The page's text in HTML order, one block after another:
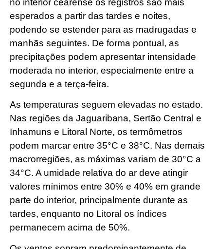
no interior cearense os registros são mais
esperados a partir das tardes e noites,
podendo se estender para as madrugadas e
manhãs seguintes. De forma pontual, as
precipitações podem apresentar intensidade
moderada no interior, especialmente entre a
segunda e a terça-feira.
As temperaturas seguem elevadas no estado.
Nas regiões da Jaguaribana, Sertão Central e
Inhamuns e Litoral Norte, os termômetros
podem marcar entre 35°C e 38°C. Nas demais
macrorregiões, as máximas variam de 30°C a
34°C. A umidade relativa do ar deve atingir
valores mínimos entre 30% e 40% em grande
parte do interior, principalmente durante as
tardes, enquanto no Litoral os índices
permanecem acima de 50%.